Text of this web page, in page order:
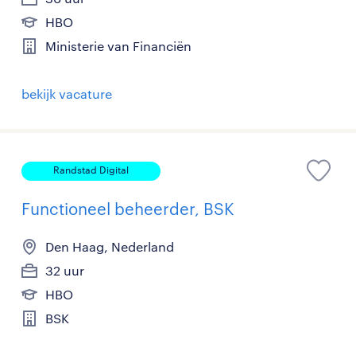
HBO
Ministerie van Financiën
bekijk vacature
Randstad Digital
Functioneel beheerder, BSK
Den Haag, Nederland
32 uur
HBO
BSK